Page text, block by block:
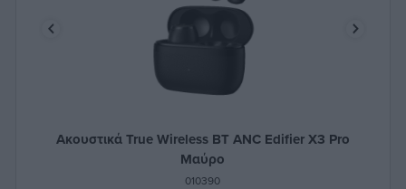
Ακουστικά True Wireless BT ANC Edifier X3 Pro
Μαύρο
010390